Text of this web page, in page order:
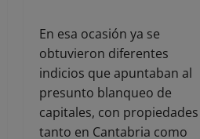
En esa ocasión ya se
obtuvieron diferentes
indicios que apuntaban al
presunto blanqueo de
capitales, con propiedades
tanto en Cantabria como